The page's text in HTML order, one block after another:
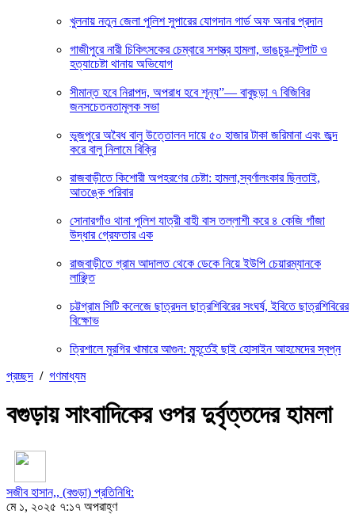
খুলনায় নতুন জেলা পুলিশ সুপারের যোগদান গার্ড অফ অনার প্রদান
গাজীপুরে নারী চিকিৎসকের চেম্বারে সশস্ত্র হামলা, ভাঙচুর-লুটপাট ও
হত্যাচেষ্টা থানায় অভিযোগ
সীমান্ত হবে নিরাপদ, অপরাধ হবে শূন্য”— বাবুছড়া ৭ বিজিবির
জনসচেতনতামূলক সভা
ভুজপুরে অবৈধ বালু উত্তোলন দায়ে ৫০ হাজার টাকা জরিমানা এবং জব্দ
করে বালু নিলামে বিক্রি
রাজবাড়ীতে কিশোরী অপহরণের চেষ্টা: হামলা,স্বর্ণালংকার ছিনতাই,
আতঙ্কে পরিবার
সোনারগাঁও থানা পুলিশ যাত্রী বাহী বাস তল্লাশী করে ৪ কেজি গাঁজা
উদ্ধার গ্রেফতার এক
রাজবাড়ীতে গ্রাম আদালত থেকে ডেকে নিয়ে ইউপি চেয়ারম্যানকে
লাঞ্ছিত
চট্টগ্রাম সিটি কলেজে ছাত্রদল ছাত্রশিবিরের সংঘর্ষ, ইবিতে ছাত্রশিবিরের
বিক্ষোভ
ত্রিশালে মুরগির খামারে আগুন: মুহূর্তেই ছাই হোসাইন আহমেদের স্বপ্ন
প্রচ্ছদ / গণমাধ্যম
বগুড়ায় সাংবাদিকের ওপর দুর্বৃত্তদের হামলা
সজীব হাসান,, (বগুড়া) প্রতিনিধি:
মে ১, ২০২৫ ৭:১৭ অপরাহ্ণ